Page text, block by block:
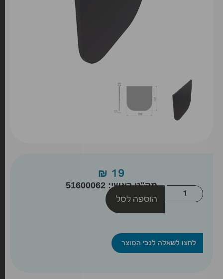
₪ 19
מק"ט ראשי: 51600062
הוספה לסל
לחצו לשאלה לגבי המוצר